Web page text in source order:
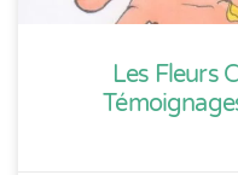
Les Fleurs